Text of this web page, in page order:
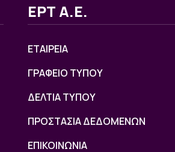
ΕΡΤ Α.Ε.
ΕΤΑΙΡΕΙΑ
ΓΡΑΦΕΙΟ ΤΥΠΟΥ
ΔΕΛΤΙΑ ΤΥΠΟΥ
ΠΡΟΣΤΑΣΙΑ ΔΕΔΟΜΕΝΩΝ
ΕΠΙΚΟΙΝΩΝΙΑ